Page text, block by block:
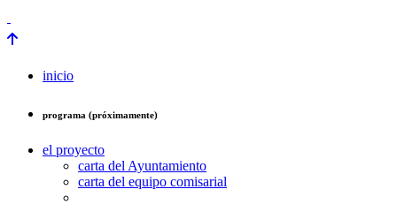
inicio
programa (próximamente)
el proyecto
carta del Ayuntamiento
carta del equipo comisarial